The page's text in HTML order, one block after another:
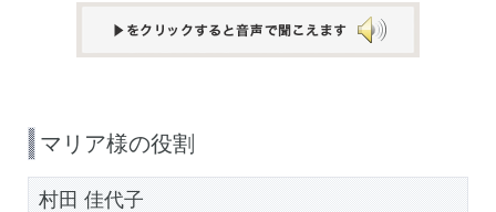
マリア様の役割
村田 佳代子